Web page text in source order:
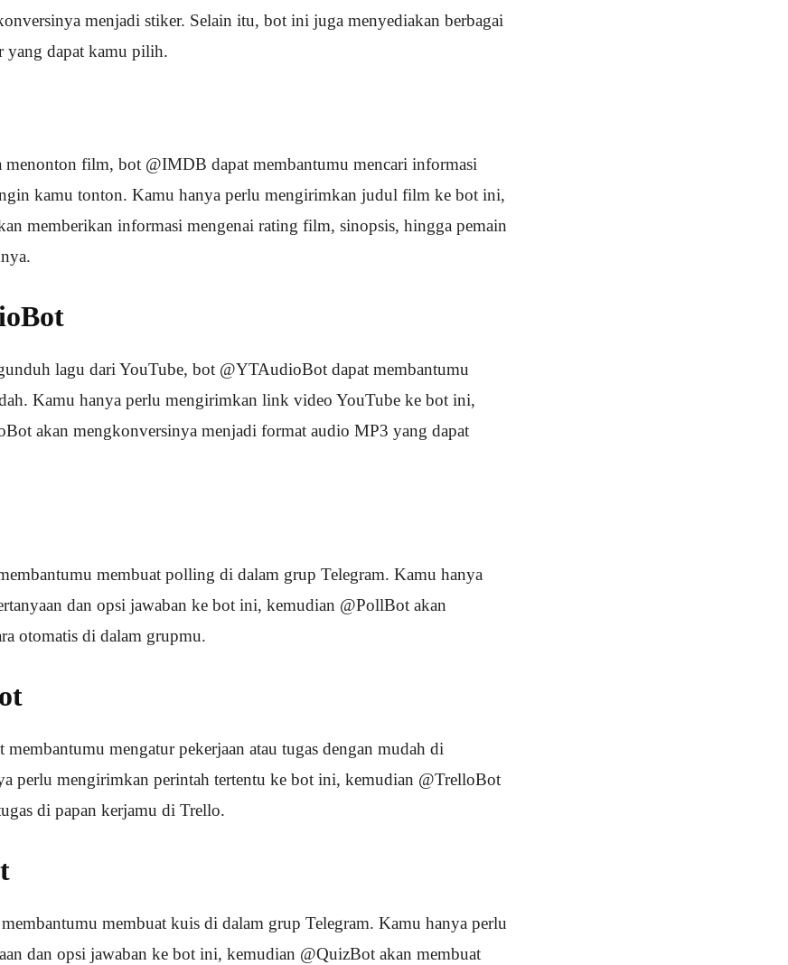
menjadi stiker. Selain itu, bot ini juga menyediakan berbagai
yang dapat kamu pilih.
menonton film, bot @IMDB dapat membantumu mencari informasi
kamu tonton. Kamu hanya perlu mengirimkan judul film ke bot ini,
memberikan informasi mengenai rating film, sinopsis, hingga pemain
lagu dari YouTube, bot @YTAudioBot dapat membantumu
Kamu hanya perlu mengirimkan link video YouTube ke bot ini,
akan mengkonversinya menjadi format audio MP3 yang dapat
membuat polling di dalam grup Telegram. Kamu hanya
dan opsi jawaban ke bot ini, kemudian @PollBot akan
otomatis di dalam grupmu.
mengatur pekerjaan atau tugas dengan mudah di
perlu mengirimkan perintah tertentu ke bot ini, kemudian @TrelloBot
di papan kerjamu di Trello.
membuat kuis di dalam grup Telegram. Kamu hanya perlu
dan opsi jawaban ke bot ini, kemudian @QuizBot akan membuat